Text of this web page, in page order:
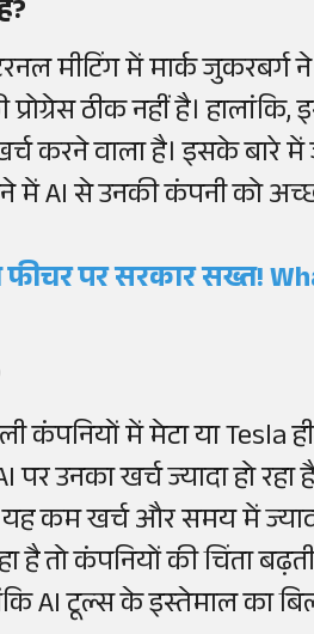
मीटिंग में मार्क
ठीक नहीं है। हालांकि,
करने वाला है। इसके बारे
AI से उनकी कंपनी को
पर सरकार सख्त!
कंपनियों में मेटा या Tesla
पर उनका खर्च ज्यादा हो
यह कम खर्च और समय में
है तो कंपनियों की चिंता
AI टूल्स के इस्तेमाल का